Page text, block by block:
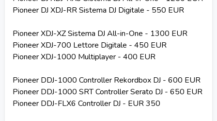
Pioneer DJ XDJ-RR Sistema DJ Digitale - 550 EUR
Pioneer XDJ-XZ Sistema DJ All-in-One - 1300 EUR
Pioneer XDJ-700 Lettore Digitale - 450 EUR
Pioneer XDJ-1000 Multiplayer - 400 EUR
Pioneer DDJ-1000 Controller Rekordbox DJ - 600 EUR
Pioneer DDJ-1000 SRT Controller Serato DJ - 650 EUR
Pioneer DDJ-FLX6 Controller DJ - EUR 350